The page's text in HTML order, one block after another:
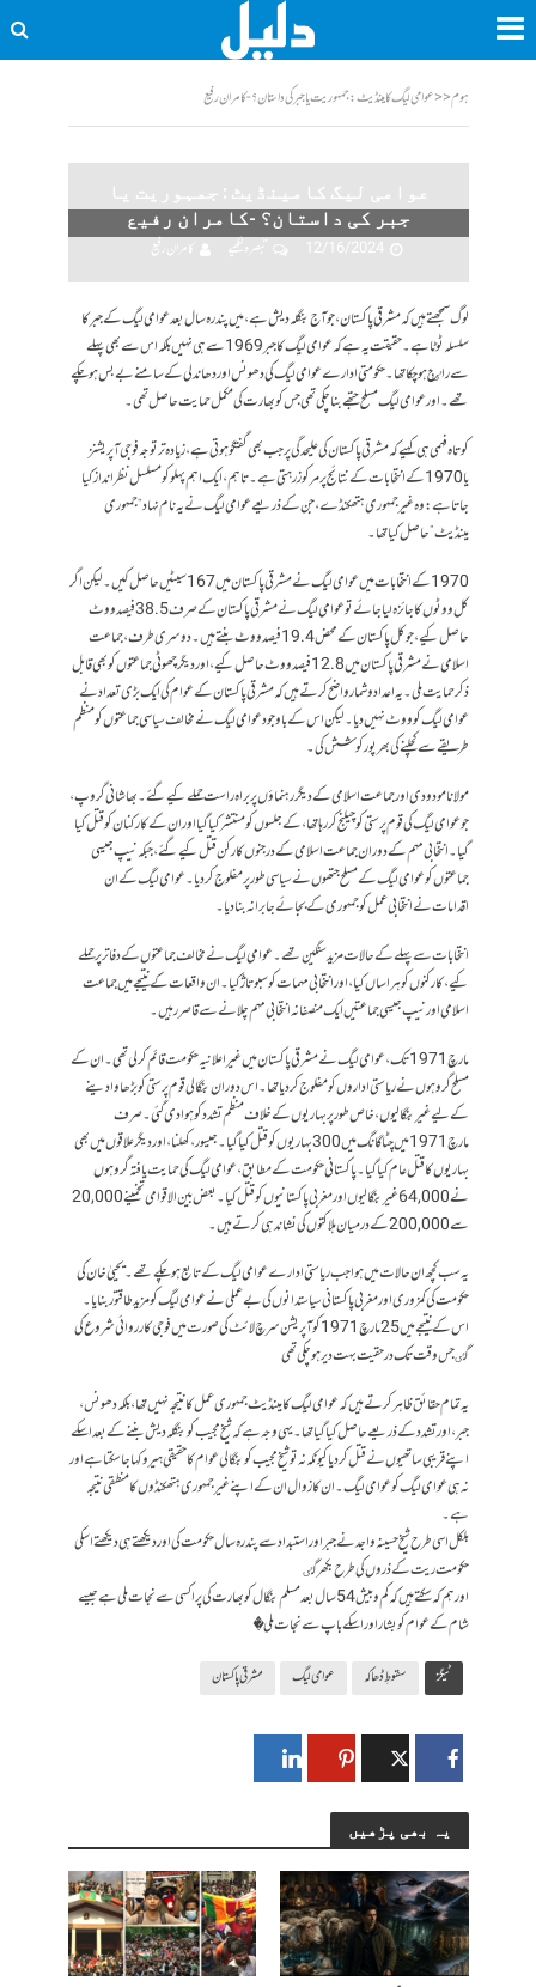
ہوم<<عوامی لیگ کامینڈیٹ : جمہوریت یا جبر کی داستان؟ -کامران رفیع
عوامی لیگ کامینڈیٹ : جمہوریت یا
جبر کی داستان؟ -کامران رفیع
12/16/2024
تبصرہ لکھیے کامران رفیع
لوگ سمجھتے ہیں کہ مشرقی پاکستان، جو آج بنگلہ دیش ہے، میں پندرہ سال بعد عوامی لیگ کے جبر کا
سلسلہ ٹوٹا ہے۔ حقیقت یہ ہے کہ عوامی لیگ کا جبر 1969 سے ہی نہیں بلکہ اس سے بھی پہلے
سے راٸج ہوچکا تھا۔ حکومتی ادارے عوامی لیگ کی دھونس اور دھاندلی کے سامنے بے بس ہو چکے
تھے۔ اور عوامی لیگ مسلح جتھے بنا چکی تھی جس کو بھارت کی مکمل حمایت حاصل تھی۔
کوتاہ فہمی ہی کہیے کہ مشرقی پاکستان کی علیحدگی پر جب بھی گفتگو ہوتی ہے، زیادہ تر توجہ فوجی آپریشنز
یا 1970 کے انتخابات کے نتائج پر مرکوز رہتی ہے۔ تاہم، ایک اہم پہلو کو مسلسل نظر انداز کیا
جاتا ہے: وہ غیر جمہوری ہتھکنڈے، جن کے ذریعے عوامی لیگ نے یہ نام نہاد “جمہوری
مینڈیٹ” حاصل کیا تھا۔
1970 کے انتخابات میں عوامی لیگ نے مشرقی پاکستان میں 167 سیٹیں حاصل کیں۔ لیکن اگر
کل ووٹوں کا جائزہ لیا جائے تو عوامی لیگ نے مشرقی پاکستان کے صرف 38.5 فیصد ووٹ
حاصل کیے، جو کل پاکستان کے محض 19.4 فیصد ووٹ بنتے ہیں۔ دوسری طرف، جماعت
اسلامی نے مشرقی پاکستان میں 12.8 فیصد ووٹ حاصل کیے، اور دیگر چھوٹی جماعتوں کو بھی قابل
ذکر حمایت ملی۔ یہ اعداد و شمار واضح کرتے ہیں کہ مشرقی پاکستان کے عوام کی ایک بڑی تعداد نے
عوامی لیگ کو ووٹ نہیں دیا۔ لیکن اس کے باوجود عوامی لیگ نے مخالف سیاسی جماعتوں کو منظم
طریقے سے کچلنے کی بھرپور کوشش کی۔
مولانا مودودی اور جماعت اسلامی کے دیگر رہنماؤں پر براہ راست حملے کیے گئے۔ بھاشانی گروپ،
جو عوامی لیگ کی قوم پرستی کو چیلنج کر رہا تھا، کے جلسوں کو منتشر کیا گیا اور ان کے کارکنان کو قتل کیا
گیا۔ انتخابی مہم کے دوران جماعت اسلامی کے درجنوں کارکن قتل کیے گئے، جبکہ نیپ جیسی
جماعتوں کو عوامی لیگ کے مسلح جتھوں نے سیاسی طور پر مفلوج کر دیا۔ عوامی لیگ کے ان
اقدامات نے انتخابی عمل کو جمہوری کے بجائے جابرانہ بنا دیا۔
انتخابات سے پہلے کے حالات مزید سنگین تھے۔ عوامی لیگ نے مخالف جماعتوں کے دفاتر پر حملے
کیے، کارکنوں کو ہراساں کیا، اور انتخابی مہمات کو سبوتاژ کیا۔ ان واقعات کے نتیجے میں جماعت
اسلامی اور نیپ جیسی جماعتیں ایک منصفانہ انتخابی مہم چلانے سے قاصر رہیں۔
مارچ 1971 تک، عوامی لیگ نے مشرقی پاکستان میں غیر اعلانیہ حکومت قائم کر لی تھی۔ ان کے
مسلح گروہوں نے ریاستی اداروں کو مفلوج کر دیا تھا۔ اس دوران بنگالی قوم پرستی کو بڑھاوا دینے
کے لیے غیر بنگالیوں، خاص طور پر بہاریوں کے خلاف منظم تشدد کو ہوا دی گئی۔ صرف
مارچ 1971 میں چٹاگانگ میں 300 بہاریوں کو قتل کیا گیا۔ جیسور، کھلنا، اور دیگر علاقوں میں بھی
بہاریوں کا قتل عام کیا گیا۔ پاکستانی حکومت کے مطابق، عوامی لیگ کی حمایت یافتہ گروہوں
نے 64,000 غیر بنگالیوں اور مغربی پاکستانیوں کو قتل کیا۔ بعض بین الاقوامی تخمینے 20,000
سے 200,000 کے درمیان ہلاکتوں کی نشاندہی کرتے ہیں۔
یہ سب کچھ ان حالات میں ہوا جب ریاستی ادارے عوامی لیگ کے تابع ہو چکے تھے۔ یحییٰ خان کی
حکومت کی کمزوری اور مغربی پاکستانی سیاستدانوں کی بے عملی نے عوامی لیگ کو مزید طاقتور بنایا۔
اس کے نتیجے میں 25 مارچ 1971 کو آپریشن سرچ لائٹ کی صورت میں فوجی کارروائی شروع کی
گٸ جس وقت تک درحقیت بہت دیر ہو چکی تھی
یہ تمام حقائق ظاہر کرتے ہیں کہ عوامی لیگ کا مینڈیٹ جمہوری عمل کا نتیجہ نہیں تھا، بلکہ دھونس،
جبر، اور تشدد کے ذریعے حاصل کیا گیا تھا۔ یہی وجہ ہے کہ شیخ مجیب کو بنگلہ دیش بننے کے بعد اسکے
اپنے قریبی ساتھیوں نے قتل کردیا کیونکہ نہ تو شیخ مجیب کو بنگالی عوام کا حقیقی ہیرو کہا جا سکتا ہے اور
نہ ہی عوامی لیگ کو عوامی لیگ۔ ان کا زوال ان کے اپنے غیر جمہوری ہتھکنڈوں کا منطقی نتیجہ
ہے۔
بلکل اسی طرح شیخ حسینہ واجد نے جبر اور استبداد سے پندرہ سال حکومت کی اور دیکھتے ہی دیکھتے اسکی
حکومت ریت کے ذروں کی طرح بکھر گٸ
اور ہم کہ سکتے ہیں کہ کم و بیش 54 سال بعد مسلم بنگال کو بھارت کی پراکسی سے نجات ملی ہے جیسے
شام کے عوام کو بشار اور اسکے باپ سے نجات ملی�
ٹیگز سقوطِ ڈھاکہ عوامی لیگ مشرقی پاکستان
یہ بھی پڑھیں